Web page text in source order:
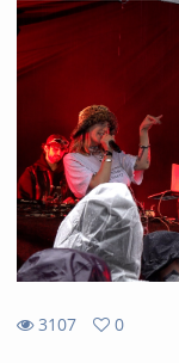
3107
0